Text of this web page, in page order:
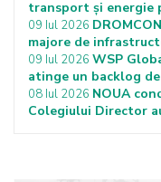
transport și energie
09 Iul 2026
majore de
09 Iul 2026 WSP
atinge un backlog
08 Iul 2026 NOUA
Colegiului Director